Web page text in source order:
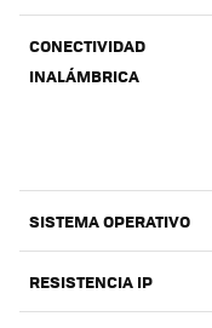
CONECTIVIDAD
INALÁMBRICA
SISTEMA OPERATIVO
RESISTENCIA IP